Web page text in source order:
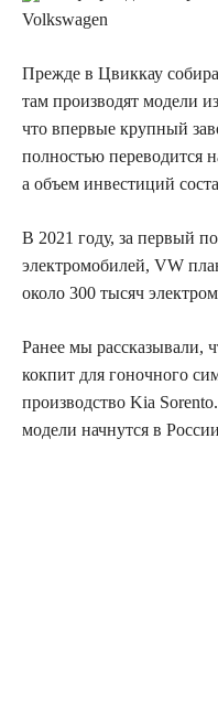
Volkswagen
Прежде в Цвиккау
там производят модели
что впервые крупный
полностью переводится
а объем инвестиций
В 2021 году, за первый
электромобилей, VW
около 300 тысяч
Ранее мы рассказывали,
кокпит для гоночного
производство Kia
модели начнутся в